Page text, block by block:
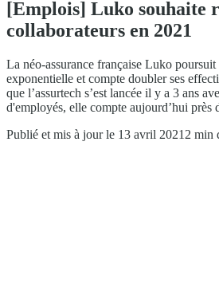
[Emplois] Luko souhaite
collaborateurs en 2021
La néo-assurance française Luko poursuit
exponentielle et compte doubler ses
que l’assurtech s’est lancée il y a 3 ans
d'employés, elle compte aujourd’hui près
Publié et mis à jour le 13 avril 2021 2 min